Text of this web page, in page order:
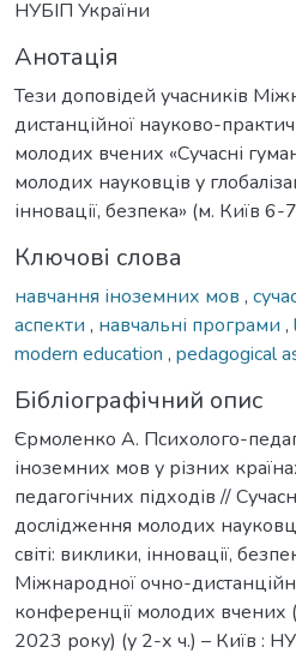
НУБІП України
Анотація
Тези доповідей учасників
дистанційної науково-
молодих вчених «Сучасні
молодих науковців у
інновації, безпека» (м. Київ
Ключові слова
навчання іноземних мов ,
аспекти , навчальні програми ,
modern education , pedagogical
Бібліографічний опис
Єрмоленко А. Психолого-
іноземних мов у різних
педагогічних підходів //
дослідження молодих
світі: виклики, інновації,
Міжнародної очно-
конференції молодих вчених
2023 року) (у 2-х ч.) – Київ :